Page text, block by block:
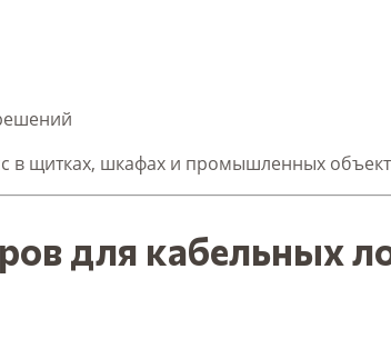
в щитках, шкафах и промышленных
для кабельных